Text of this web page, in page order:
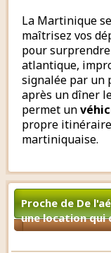
La Martinique
maîtrisez vos
pour
atlantique,
signalée par un
après un dîner
permet un
propre
martiniquaise.
Proche de De
une location qui